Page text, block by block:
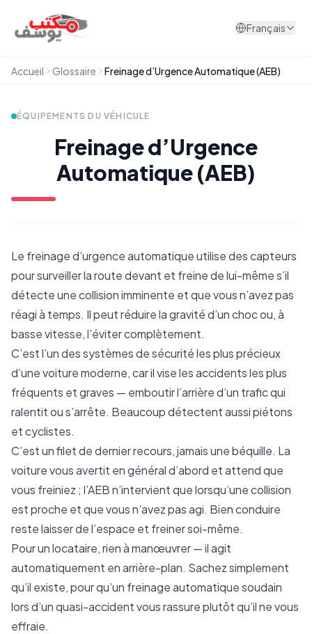
Français
Accueil Glossaire Freinage d’Urgence Automatique (AEB)
ÉQUIPEMENTS DU VÉHICULE
Freinage d’Urgence
Automatique (AEB)
Le freinage d’urgence automatique utilise des capteurs
pour surveiller la route devant et freine de lui-même s’il
détecte une collision imminente et que vous n’avez pas
réagi à temps. Il peut réduire la gravité d’un choc ou, à
basse vitesse, l’éviter complètement.
C’est l’un des systèmes de sécurité les plus précieux
d’une voiture moderne, car il vise les accidents les plus
fréquents et graves — emboutir l’arrière d’un trafic qui
ralentit ou s’arrête. Beaucoup détectent aussi piétons
et cyclistes.
C’est un filet de dernier recours, jamais une béquille. La
voiture vous avertit en général d’abord et attend que
vous freiniez ; l’AEB n’intervient que lorsqu’une collision
est proche et que vous n’avez pas agi. Bien conduire
reste laisser de l’espace et freiner soi-même.
Pour un locataire, rien à manœuvrer — il agit
automatiquement en arrière-plan. Sachez simplement
qu’il existe, pour qu’un freinage automatique soudain
lors d’un quasi-accident vous rassure plutôt qu’il ne vous
effraie.